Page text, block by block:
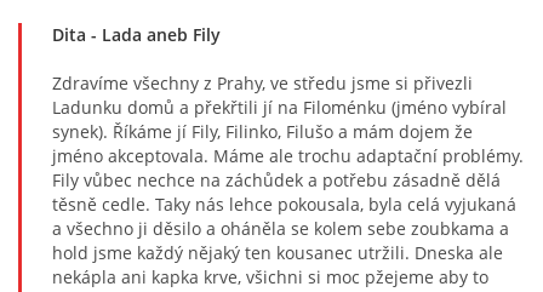
Dita - Lada aneb Fily
Zdravíme všechny z Prahy, ve středu jsme si přivezli
Ladunku domů a překřtili jí na Filoménku (jméno vybíral
synek). Říkáme jí Fily, Filinko, Filušo a mám dojem že
jméno akceptovala. Máme ale trochu adaptační problémy.
Fily vůbec nechce na záchůdek a potřebu zásadně dělá
těsně cedle. Taky nás lehce pokousala, byla celá vyjukaná
a všechno ji děsilo a oháněla se kolem sebe zoubkama a
hold jsme každý nějaký ten kousanec utržili. Dneska ale
nekápla ani kapka krve, všichni si moc pžejeme aby to